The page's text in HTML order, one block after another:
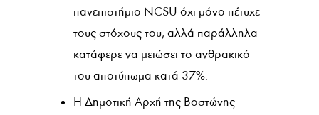
πανεπιστήμιο NCSU όχι μόνο πέτυχε
τους στόχους του, αλλά παράλληλα
κατάφερε να μειώσει το ανθρακικό
του αποτύπωμα κατά 37%.
Η Δημοτική Αρχή της Βοστώνης